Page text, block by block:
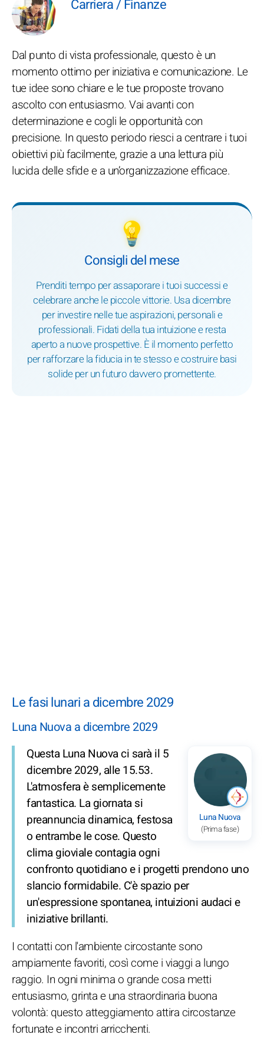
Carriera / Finanze
Dal punto di vista professionale, questo è un
momento ottimo per iniziativa e comunicazione. Le
tue idee sono chiare e le tue proposte trovano
ascolto con entusiasmo. Vai avanti con
determinazione e cogli le opportunità con
precisione. In questo periodo riesci a centrare i tuoi
obiettivi più facilmente, grazie a una lettura più
lucida delle sfide e a un’organizzazione efficace.
💡
Consigli del mese
Prenditi tempo per assaporare i tuoi successi e
celebrare anche le piccole vittorie. Usa dicembre
per investire nelle tue aspirazioni, personali e
professionali. Fidati della tua intuizione e resta
aperto a nuove prospettive. È il momento perfetto
per rafforzare la fiducia in te stesso e costruire basi
solide per un futuro davvero promettente.
Le fasi lunari a dicembre 2029
Luna Nuova a dicembre 2029
Luna Nuova
(Prima fase)
Questa Luna Nuova ci sarà il 5
dicembre 2029, alle 15.53.
L'atmosfera è semplicemente
fantastica. La giornata si
preannuncia dinamica, festosa
o entrambe le cose. Questo
clima gioviale contagia ogni
confronto quotidiano e i progetti prendono uno
slancio formidabile. C'è spazio per
un'espressione spontanea, intuizioni audaci e
iniziative brillanti.
I contatti con l'ambiente circostante sono
ampiamente favoriti, così come i viaggi a lungo
raggio. In ogni minima o grande cosa metti
entusiasmo, grinta e una straordinaria buona
volontà: questo atteggiamento attira circostanze
fortunate e incontri arricchenti.